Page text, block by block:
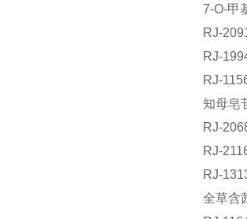
7-O-
RJ-
RJ-
RJ-
知母皂
RJ-
RJ-
RJ-
全草含